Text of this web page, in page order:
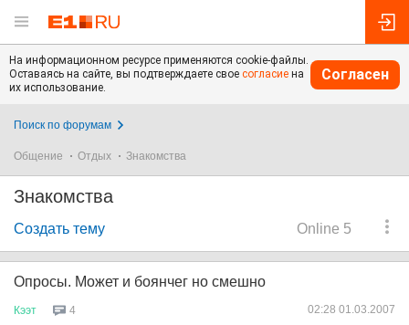
На информационном ресурсе применяются cookie-файлы.
Оставаясь на сайте, вы подтверждаете свое согласие на
их использование.
Согласен
Поиск по форумам
Общение Отдых Знакомства
Знакомства
Online 5
Создать тему
Опросы. Может и боянчег но смешно
Кээт 4 02:28 01.03.2007